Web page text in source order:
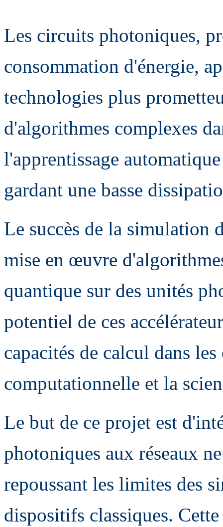
Les circuits photoniques,
consommation d'énergie,
technologies plus
d'algorithmes complexes
l'apprentissage
gardant une basse
Le succès de la simulation
mise en œuvre
quantique sur des unités
potentiel de ces
capacités de calcul dans
computationnelle et la
Le but de ce projet est
photoniques aux réseaux
repoussant les limites des
dispositifs classiques.